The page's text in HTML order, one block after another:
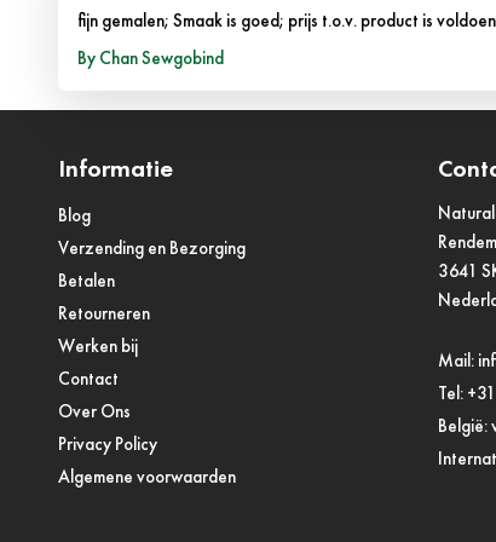
fijn gemalen; Smaak is goed; prijs t.o.v. product is
By Chan Sewgobind10 januari 2014
Informatie
Blog
Verzending en Bezorging
Betalen
Retourneren
Werken bij
Contact
Over Ons
Privacy Policy
Algemene voorwaarden
Natural
3641
Mail:
Tel:
België: